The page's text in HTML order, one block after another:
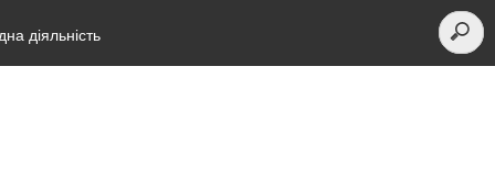
діяльність